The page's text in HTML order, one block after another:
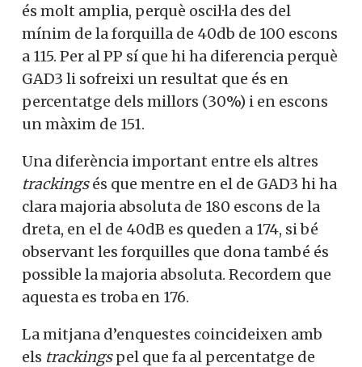
és molt amplia, perquè oscil·la des del
mínim de la forquilla de 40db de 100 escons
a 115. Per al PP sí que hi ha diferencia perquè
GAD3 li sofreixi un resultat que és en
percentatge dels millors (30%) i en escons
un màxim de 151.
Una diferència important entre els altres
trackingsés que mentre en el de GAD3 hi ha
clara majoria absoluta de 180 escons de la
dreta, en el de 40dB es queden a 174, si bé
observant les forquilles que dona també és
possible la majoria absoluta. Recordem que
aquesta es troba en 176.
La mitjana d’enquestes coincideixen amb
els trackingspel que fa al percentatge de